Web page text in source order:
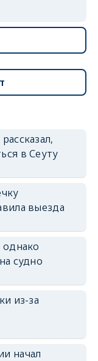
в Сеуту
выезда
судно
из-за
начал